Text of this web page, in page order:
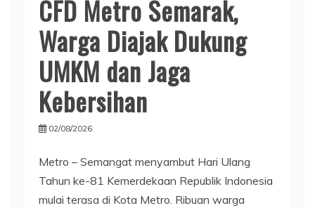
CFD Metro Semarak,
Warga Diajak Dukung
UMKM dan Jaga
Kebersihan
02/08/2026
Metro – Semangat menyambut Hari Ulang
Tahun ke-81 Kemerdekaan Republik Indonesia
mulai terasa di Kota Metro. Ribuan warga